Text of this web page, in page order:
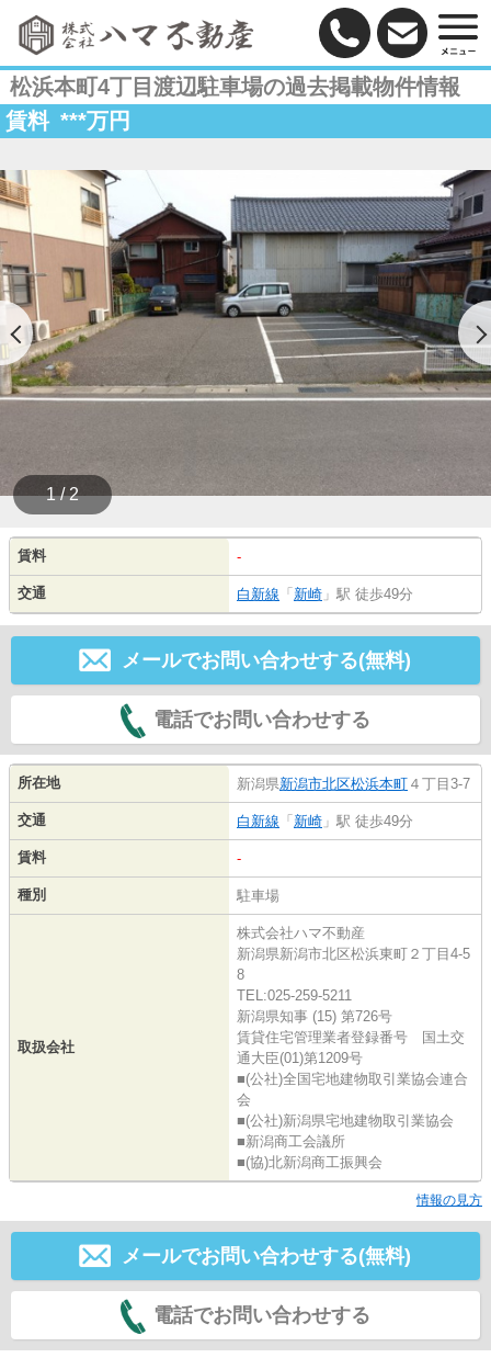
松浜本町4丁目渡辺駐車場の過去掲載物件情報
賃料 ***万円
1 / 2
賃料 -
交通 白新線 「 新崎 」駅 徒歩49分
メールでお問い合わせする(無料)
電話でお問い合わせする
所在地 新潟県新潟市北区松浜本町 ４丁目3-7
交通 白新線 「 新崎 」駅 徒歩49分
賃料 -
種別 駐車場
取扱会社
株式会社ハマ不動産
新潟県新潟市北区松浜東町２丁目4-5
8
TEL:025-259-5211
新潟県知事 (15) 第726号
賃貸住宅管理業者登録番号 国土交
通大臣(01)第1209号
■(公社)全国宅地建物取引業協会連合
会
■(公社)新潟県宅地建物取引業協会
■新潟商工会議所
■(協)北新潟商工振興会
情報の見方
メールでお問い合わせする(無料)
電話でお問い合わせする